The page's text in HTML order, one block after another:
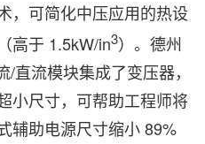
，可简化中压应用的热设
高于 1.5kW/in3）。德州
直流模块集成了变压器，
小尺寸，可帮助工程师将
辅助电源尺寸缩小 89%